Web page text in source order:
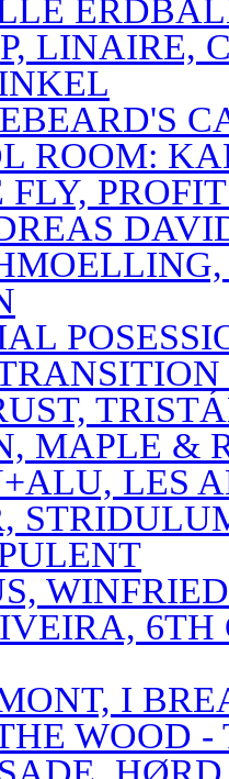
LINAIRE,
ROOM:
FLY,
MAPLE &
LES
6TH
I
WOOD